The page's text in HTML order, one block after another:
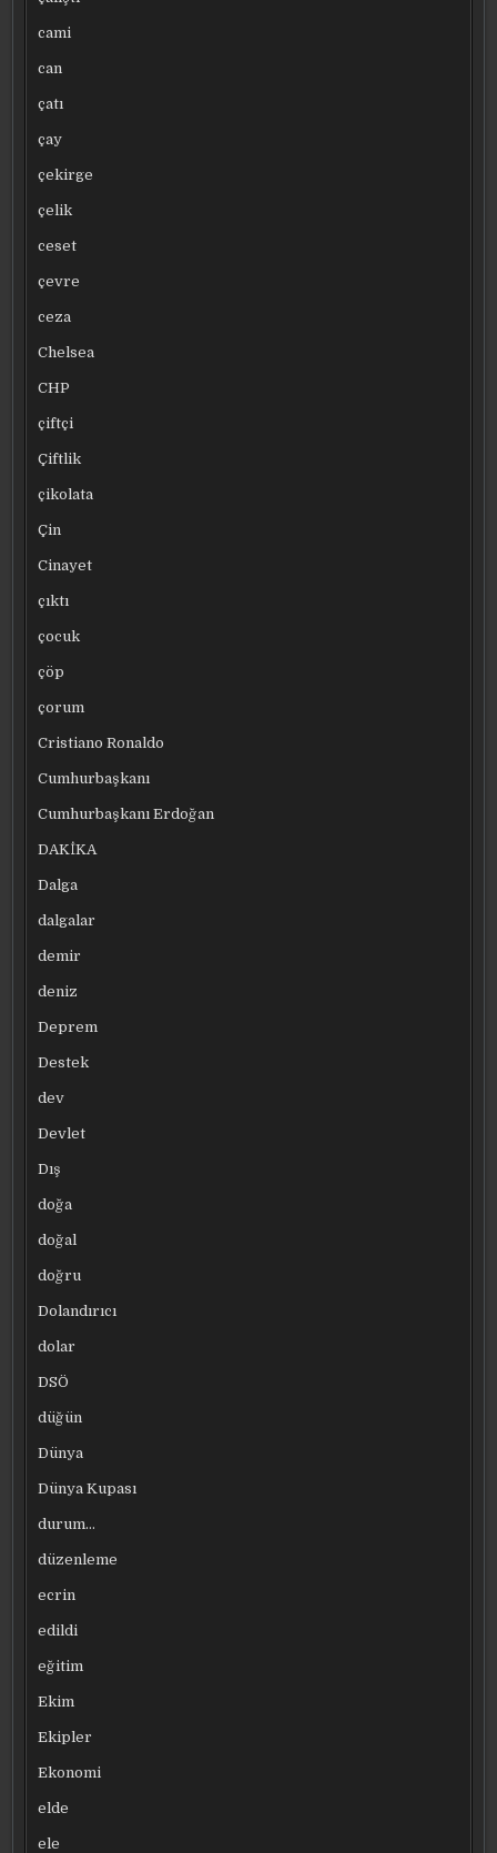
cami
can
çatı
çay
çekirge
çelik
ceset
çevre
ceza
Chelsea
CHP
çiftçi
Çiftlik
çikolata
Çin
Cinayet
çıktı
çocuk
çöp
çorum
Cristiano Ronaldo
Cumhurbaşkanı
Cumhurbaşkanı Erdoğan
DAKİKA
Dalga
dalgalar
demir
deniz
Deprem
Destek
dev
Devlet
Dış
doğa
doğal
doğru
Dolandırıcı
dolar
DSÖ
düğün
Dünya
Dünya Kupası
durum…
düzenleme
ecrin
edildi
eğitim
Ekim
Ekipler
Ekonomi
elde
ele